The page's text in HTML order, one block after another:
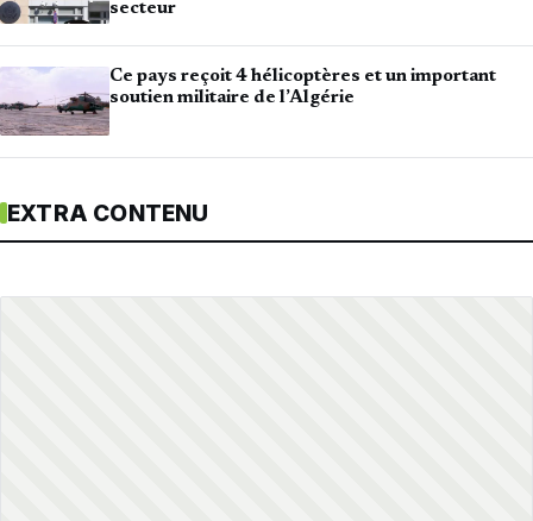
secteur
Ce pays reçoit 4 hélicoptères et un important
soutien militaire de l’Algérie
EXTRA CONTENU